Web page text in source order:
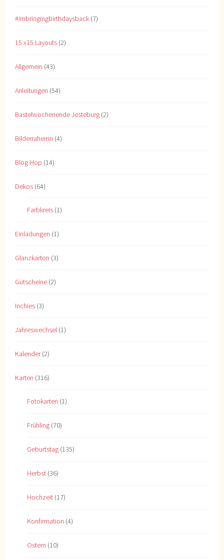
#imbringingbirthdaysback (7)
15 x15 Layouts (2)
Allgemein (43)
Anleitungen (54)
Bastelwochenende Jesteburg (2)
Bilderrahemn (4)
Blog Hop (14)
Dekos (64)
Farbkreis (1)
Einladungen (1)
Glanzkarton (3)
Gutscheine (2)
Inchies (3)
Jahreswechsel (1)
Kalender(2)
Karten (316)
Fotokarten (1)
Frühling (70)
Geburtstag (135)
Herbst (36)
Hochzeit (17)
Konfirmation (4)
Ostern (10)